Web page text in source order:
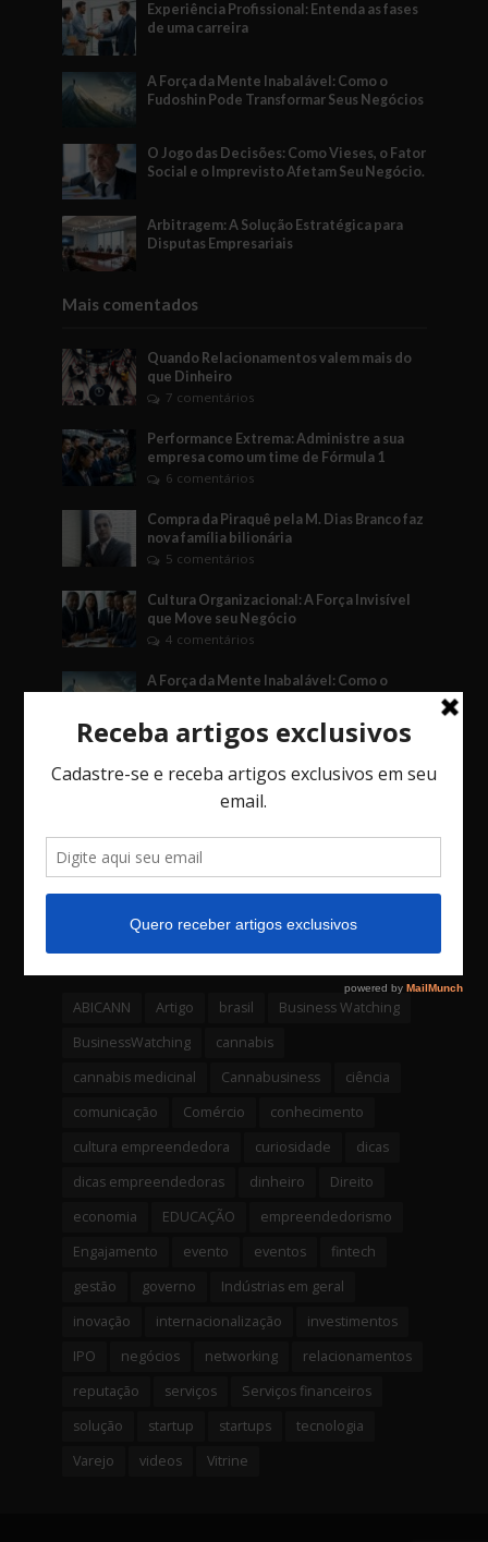
Experiência Profissional: Entenda as fases
de uma carreira
A Força da Mente Inabalável: Como o
Fudoshin Pode Transformar Seus Negócios
O Jogo das Decisões: Como Vieses, o Fator
Social e o Imprevisto Afetam Seu Negócio.
Arbitragem: A Solução Estratégica para
Disputas Empresariais
Mais comentados
Quando Relacionamentos valem mais do
que Dinheiro
7 comentários
Performance Extrema: Administre a sua
empresa como um time de Fórmula 1
6 comentários
Compra da Piraquê pela M. Dias Branco faz
nova família bilionária
5 comentários
Cultura Organizacional: A Força Invisível
que Move seu Negócio
4 comentários
A Força da Mente Inabalável: Como o
3 comentários
Social e o Imprevisto Afetam Seu Negócio.
3 comentários
Bossa Nova Investimentos é a primeira
empresa da América latina a lançar um
fundo através de uma Criptomoeda
ABICANN Artigo brasil
Business Watching
BusinessWatching
cannabis
cannabis medicinal
Cannabusiness
ciência
comunicação
Comércio
conhecimento
cultura empreendedora
curiosidade
dicas
dicas empreendedoras
dinheiro
Direito
economia
EDUCAÇÃO
empreendedorismo
Engajamento
evento eventos
fintech
gestão
governo
Indústrias em geral
inovação
internacionalização
investimentos
IPO
negócios networking
relacionamentos
reputação
serviços
Serviços financeiros
solução
startup startups
tecnologia
Varejo
videos Vitrine